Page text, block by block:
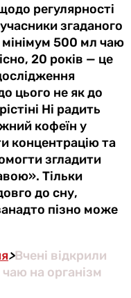
регулярності
згаданого
500 мл чаю
20 років — це
цього не як до
Ні радить
кофеїн у
концентрацію та
згладити
Тільки
до сну,
пізно може
>Вчені відкрили
на організм